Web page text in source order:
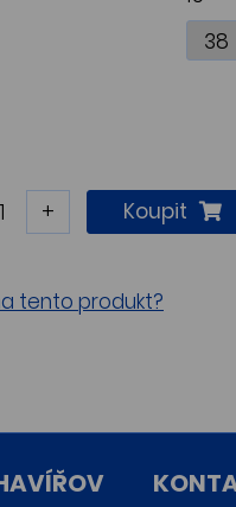
+ Koupit
tento produkt?